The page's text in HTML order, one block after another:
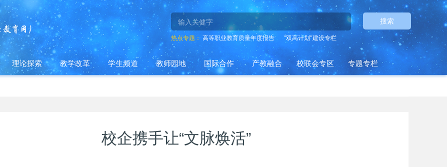
搜索
热点专题： 高等职业教育质量年度报告 "双高计划"建设专栏
理论探索 教学改革 学生频道 教师园地 国际合作 产教融合 校联会专区 专题专栏
校企携手让“文脉焕活”